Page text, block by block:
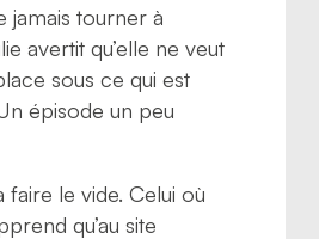
jamais tourner à
avertit qu’elle ne veut
sous ce qui est
épisode un peu
faire le vide. Celui où
qu’au site